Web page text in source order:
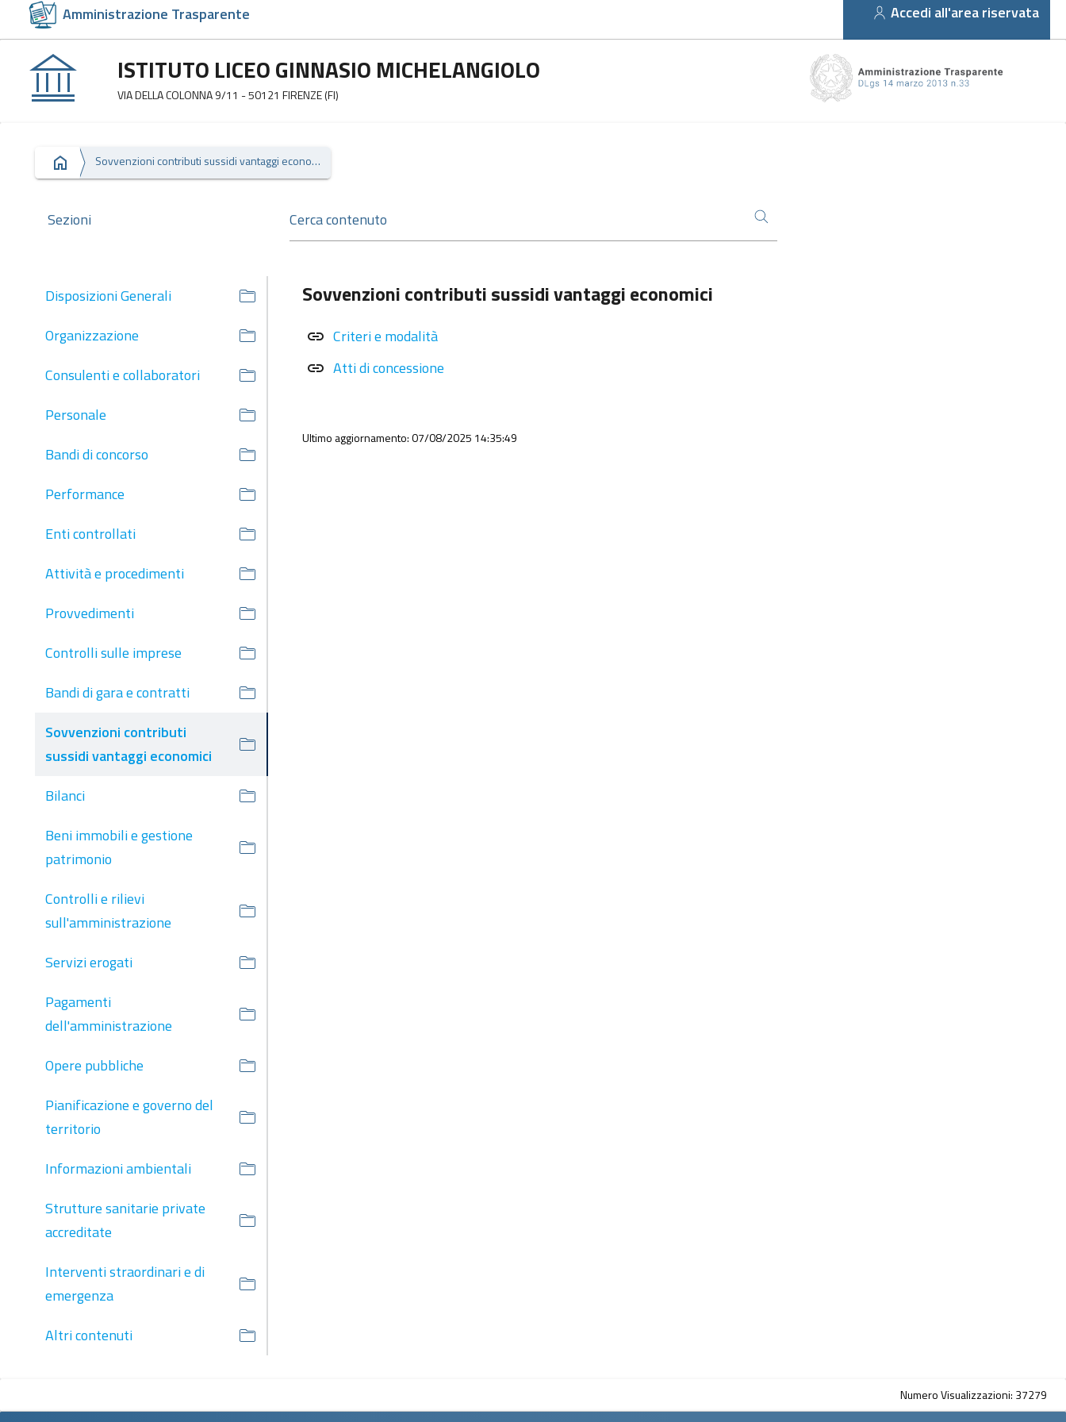
Amministrazione Trasparente Accedi all'area riservata
ISTITUTO LICEO GINNASIO MICHELANGIOLO
VIA DELLA COLONNA 9/11 - 50121 FIRENZE (FI)
Sovvenzioni contributi sussidi vantaggi economici
Sezioni
Disposizioni Generali
Organizzazione
Consulenti e collaboratori
Personale
Bandi di concorso
Performance
Enti controllati
Attività e procedimenti
Provvedimenti
Controlli sulle imprese
Bandi di gara e contratti
Sovvenzioni contributi
sussidi vantaggi economici
Bilanci
Beni immobili e gestione
patrimonio
Controlli e rilievi
sull'amministrazione
Servizi erogati
Pagamenti
dell'amministrazione
Opere pubbliche
Pianificazione e governo del
territorio
Informazioni ambientali
Strutture sanitarie private
accreditate
Interventi straordinari e di
emergenza
Altri contenuti
Sovvenzioni contributi sussidi vantaggi economici
link Criteri e modalità
link Atti di concessione
Ultimo aggiornamento: 07/08/2025 14:35:49
Numero Visualizzazioni: 37279